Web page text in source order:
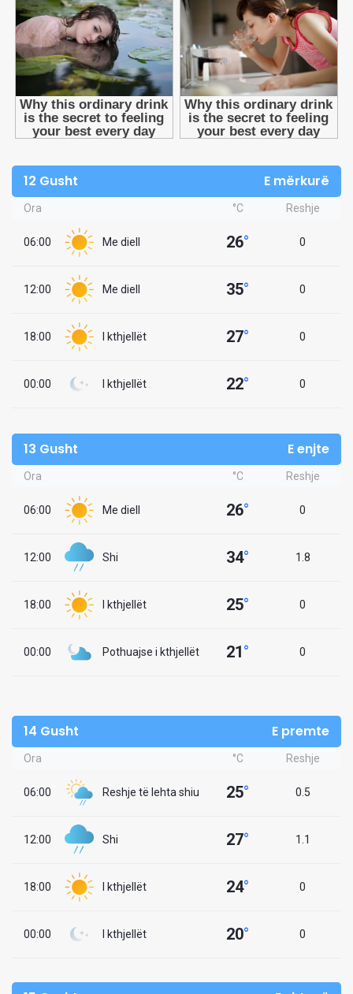
12 Gusht E mërkurë
Ora °C Reshje
06:00 Me diell 26° 0
12:00 Me diell 35° 0
18:00 I kthjellët 27° 0
00:00 I kthjellët 22° 0
13 Gusht E enjte
Ora °C Reshje
06:00 Me diell 26° 0
12:00 Shi 34° 1.8
18:00 I kthjellët 25° 0
00:00 Pothuajse i kthjellët 21° 0
14 Gusht E premte
Ora °C Reshje
06:00 Reshje të lehta shiu 25° 0.5
12:00 Shi 27° 1.1
18:00 I kthjellët 24° 0
00:00 I kthjellët 20° 0